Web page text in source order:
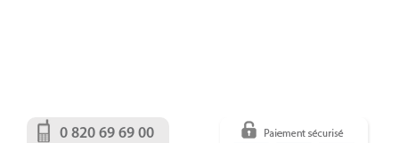
0 820 69 69 00